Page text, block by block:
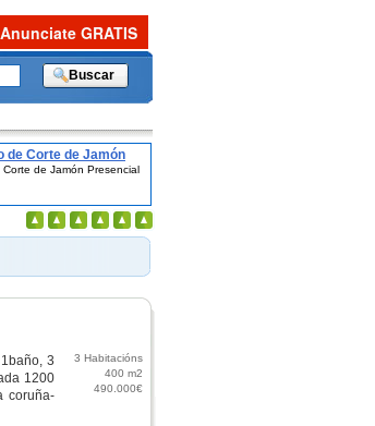
de Corte de Jamón
de Jamón Presencial
3
1200
coruña-
3 Habitacións
400 m2
490.000€
Anunciate GRATIS